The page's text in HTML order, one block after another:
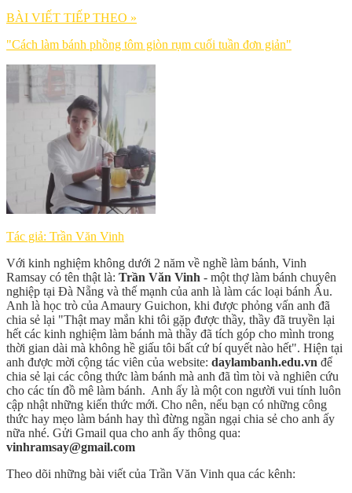
BÀI VIẾT TIẾP THEO »
"Cách làm bánh phồng tôm giòn rụm cuối tuần đơn giản"
Tác giả: Trần Văn Vinh
Với kinh nghiệm không dưới 2 năm về nghề làm bánh, Vinh
Ramsay có tên thật là: Trần Văn Vinh - một thợ làm bánh chuyên
nghiệp tại Đà Nẵng và thế mạnh của anh là làm các loại bánh Âu.
Anh là học trò của Amaury Guichon, khi được phỏng vấn anh đã
chia sẻ lại "Thật may mắn khi tôi gặp được thầy, thầy đã truyền lại
hết các kinh nghiệm làm bánh mà thầy đã tích góp cho mình trong
thời gian dài mà không hề giấu tôi bất cứ bí quyết nào hết". Hiện tại
anh được mời cộng tác viên của website: daylambanh.edu.vn để
chia sẻ lại các công thức làm bánh mà anh đã tìm tòi và nghiên cứu
cho các tín đồ mê làm bánh. Anh ấy là một con người vui tính luôn
cập nhật những kiến thức mới. Cho nên, nếu bạn có những công
thức hay mẹo làm bánh hay thì đừng ngần ngại chia sẻ cho anh ấy
nữa nhé. Gửi Gmail qua cho anh ấy thông qua:
vinhramsay@gmail.com
Theo dõi những bài viết của Trần Văn Vinh qua các kênh: